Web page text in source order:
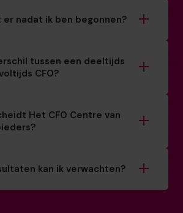
nadat ik ben begonnen?
tussen een deeltijds
CFO?
Het CFO Centre van
kan ik verwachten?